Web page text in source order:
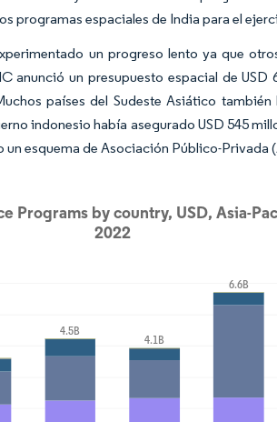
programas espaciales de India para el
un progreso lento ya que
anunció un presupuesto espacial de
países del Sudeste Asiático
indonesio había asegurado USD 545
esquema de Asociación Público-Privada